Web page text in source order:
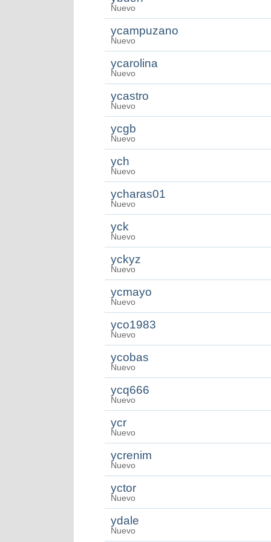
Nuevo
ycampuzano
Nuevo
ycarolina
Nuevo
ycastro
Nuevo
ycgb
Nuevo
ych
Nuevo
ycharas01
Nuevo
yck
Nuevo
yckyz
Nuevo
ycmayo
Nuevo
yco1983
Nuevo
ycobas
Nuevo
ycq666
Nuevo
ycr
Nuevo
ycrenim
Nuevo
yctor
Nuevo
ydale
Nuevo